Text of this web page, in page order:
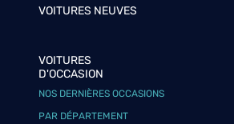
VOITURES NEUVES
VOITURES
D'OCCASION
NOS DERNIÈRES OCCASIONS
PAR DÉPARTEMENT